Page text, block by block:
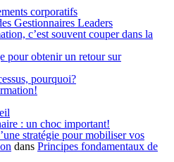
corporatifs
Gestionnaires Leaders
c’est souvent couper dans la
pour obtenir un retour sur
pourquoi?
: un choc important!
stratégie pour mobiliser vos
dans Principes fondamentaux de